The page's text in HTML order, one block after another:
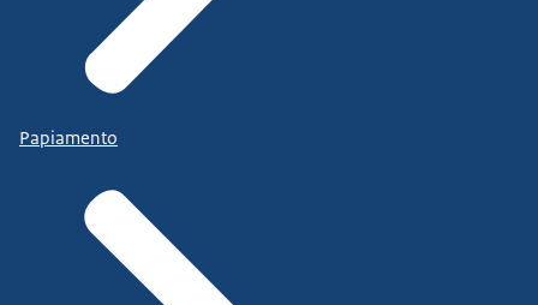
Papiamento